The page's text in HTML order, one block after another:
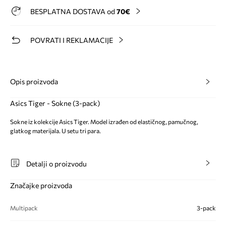
BESPLATNA DOSTAVA od 70€
POVRATI I REKLAMACIJE
Opis proizvoda
Asics Tiger - Sokne (3-pack)
Sokne iz kolekcije Asics Tiger. Model izrađen od elastičnog, pamučnog,
glatkog materijala. U setu tri para.
Detalji o proizvodu
Značajke proizvoda
Multipack 3-pack